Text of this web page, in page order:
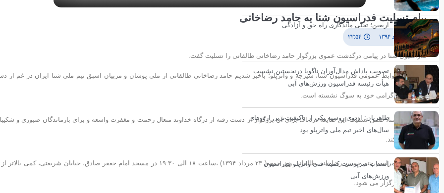
پیام تسلیت فدراسیون شنا به حامد رضاخانی
۲۱ مرداد ۱۳۹۴ ۲۲:۵۴
فدراسیون شنا در پیامی درگذشت عموی بزرگوار حامد رضاخانی طالقانی را تسلیت گفت.
به گزارش روابط عمومی فدراسیون شنا، شیرجه و واترپلو؛ باخبر شدیم حامد رضاخانی طالقانی از ملی پوشان و مربیان اسبق تیم ملی شنا ایران در غم از
دادن عموی گرامی خود به سوگ نشسته است.
فدراسیون شنا، ضمن تسلیت این ضایعه دردناک برای آن بزرگوار از دست رفته از درگاه خداوند متعال رحمت و مغفرت واسعه و برای بازماندگان صبوری و
مسئلت می‌کند.
از همین رو مراسم ختم حسین رضاخانی طالقانی روز جمعه( ۲۳ مرداد ۱۳۹۴) ،ساعت ۱۸ الی ۱۹:۳۰ در مسجد امام جعفر صادق، خیابان شریعتی، کمی
سیدخندان برگزار می شود.
اربعین؛ تجلی ماندگاری راه حق و آزادگی
تصویب پاداش مدال‌آوران ناگویا درنخستین نشست
هیأت رئیسه فدراسیون ورزش‌های آبی
طاهریان: اردوی روسیه یکی از باکیفیت‌ترین اردوهای
سال‌های اخیر تیم ملی واترپلو بود
انتصاب سرپرست کمیته فنی واترپلو فدراسیون
ورزش‌های آبی